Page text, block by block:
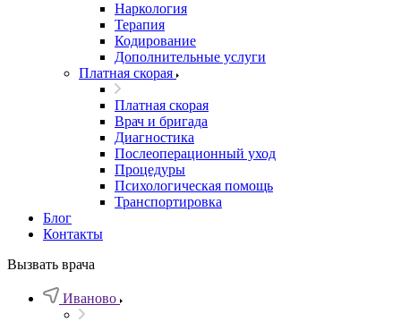
Наркология
Терапия
Кодирование
Дополнительные услуги
Платная скорая
Платная скорая
Врач и бригада
Диагностика
Послеоперационный уход
Процедуры
Психологическая помощь
Транспортировка
Блог
Контакты
Вызвать врача
Иваново